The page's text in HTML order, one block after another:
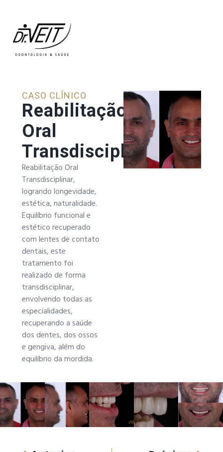
CASO CLÍNICO
Reabilitação
Oral
Transdisciplinar
Reabilitação Oral
Transdisciplinar,
logrando longevidade,
estética, naturalidade.
Equilíbrio funcional e
estético recuperado
com lentes de contato
dentais, este
tratamento foi
realizado de forma
transdisciplinar,
envolvendo todas as
especialidades,
recuperando a saúde
dos dentes, dos ossos
e gengiva, além do
equilíbrio da mordida.